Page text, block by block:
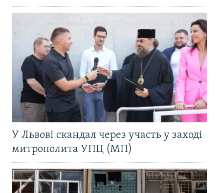
У Львові скандал через участь у заході
митрополита УПЦ (МП)